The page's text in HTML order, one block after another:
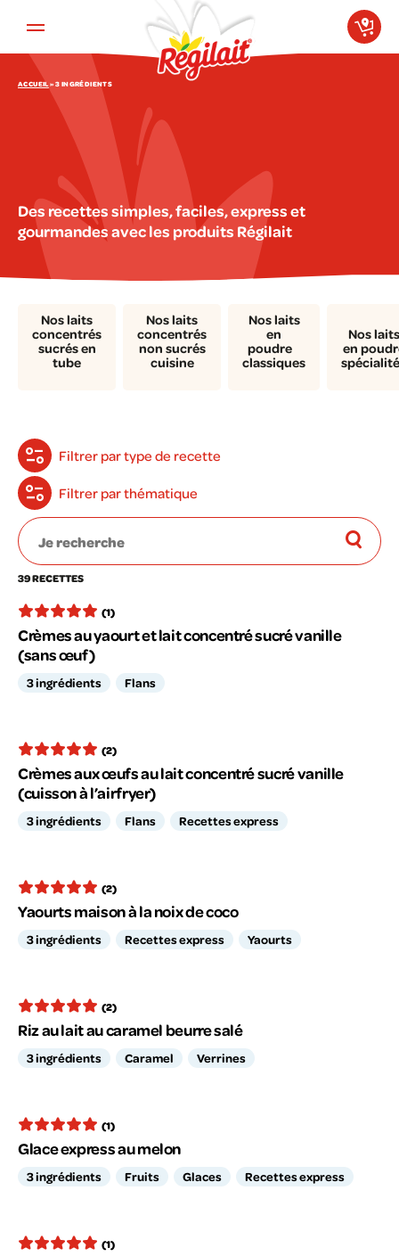
ACCUEIL»3 INGRÉDIENTS
Des recettes simples, faciles, express et
gourmandes avec les produits Régilait
Nos laits
concentrés
sucrés en
tube
Nos laits
concentrés
non sucrés
cuisine
Nos laits
en
poudre
classiques
Nos laits
en
Filtrer par type de recette
Filtrer par thématique
39 RECETTES
(1)
Crèmes au yaourt et lait concentré sucré vanille
(sans œuf)
3 ingrédients Flans
(2)
Crèmes aux œufs au lait concentré sucré vanille
(cuisson à l’airfryer)
3 ingrédients Flans Recettes express
(2)
Yaourts maison à la noix de coco
3 ingrédients Recettes express Yaourts
(2)
Riz au lait au caramel beurre salé
3 ingrédients Caramel Verrines
(1)
Glace express au melon
3 ingrédients Fruits Glaces Recettes express
(1)